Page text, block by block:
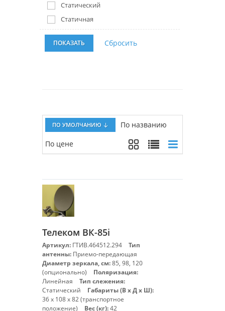
Статический
Статичная
ПО УМОЛЧАНИЮ
По названию
По цене
Телеком ВК-85i
Артикул: ГТИВ.464512.294
Тип
антенны: Приемо-передающая
Диаметр зеркала, см:85, 98, 120
(опционально)
Поляризация:
Линейная
Тип слежения:
Статический
Габариты (В х Д х Ш):
36 х 108 х 82 (транспортное
положение)
Вес (кг):42